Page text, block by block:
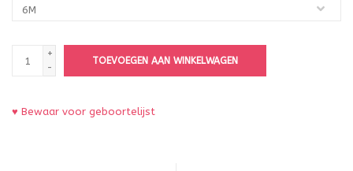
+
-
TOEVOEGEN AAN WINKELWAGEN
♥ Bewaar voor geboortelijst